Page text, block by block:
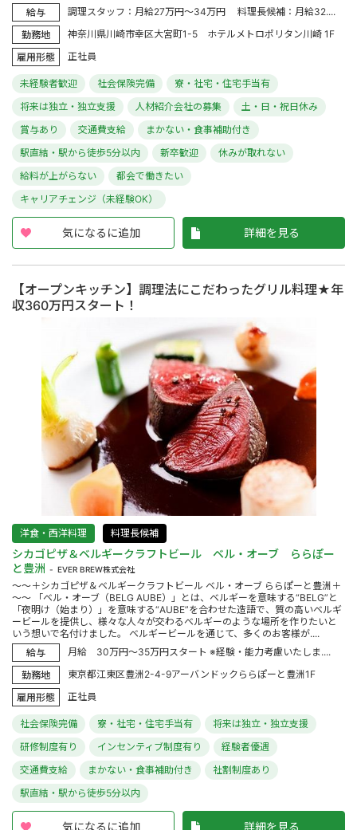
給与
調理スタッフ：月給27万円～34万円 料理長候補：月給32....
勤務地
神奈川県川崎市幸区大宮町1-5 ホテルメトロポリタン川崎 1F
雇用形態
正社員
未経験者歓迎 社会保険完備
寮・社宅・住宅手当有
将来は独立・独立支援
人材紹介会社の募集
土・日・祝日休み
賞与あり
交通費支給
まかない・食事補助付き
駅直結・駅から徒歩5分以内
新卒歓迎
休みが取れない
給料が上がらない
都会で働きたい
キャリアチェンジ（未経験OK）
気になるに追加 詳細を見る
【オープンキッチン】調理法にこだわったグリル料理★年
収360万円スタート！
洋食・西洋料理 料理長候補
シカゴピザ＆ベルギークラフトビール ベル・オーブ ららぽー
と豊洲
EVER BREW株式会社
～～＋シカゴピザ＆ベルギークラフトビール ベル・オーブ ららぽーと豊洲＋
～～ 「ベル・オーブ（BELG AUBE）」とは、ベルギーを意味する“BELG”と
「夜明け（始まり）」を意味する“AUBE”を合わせた造語で、質の高いベルギ
ービールを提供し、様々な人々が交わるベルギーのような場所を作りたいと
いう想いで名付けました。 ベルギービールを通じて、多くのお客様が....
給与
月給 30万円～35万円スタート ※経験・能力考慮いたしま....
勤務地
東京都江東区豊洲2-4-9アーバンドックららぽーと豊洲1F
雇用形態
正社員
社会保険完備 寮・社宅・住宅手当有
将来は独立・独立支援
研修制度有り
インセンティブ制度有り
経験者優遇
交通費支給
まかない・食事補助付き
社割制度あり
駅直結・駅から徒歩5分以内
気になるに追加 詳細を見る